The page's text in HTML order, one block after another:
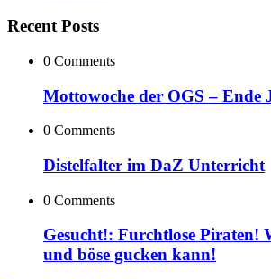
Recent Posts
0 Comments
Mottowoche der OGS – Ende
0 Comments
Distelfalter im DaZ Unterricht
0 Comments
Gesucht!: Furchtlose Piraten!
und böse gucken kann!